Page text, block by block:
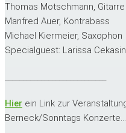
Thomas Motschmann, Gitarre
Manfred Auer, Kontrabass
Michael Kiermeier, Saxophon
Specialguest: Larissa
Hier ein Link zur
Berneck/Sonntags Konzerte…